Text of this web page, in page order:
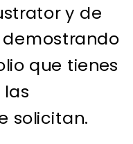
y de
que tienes
solicitan.